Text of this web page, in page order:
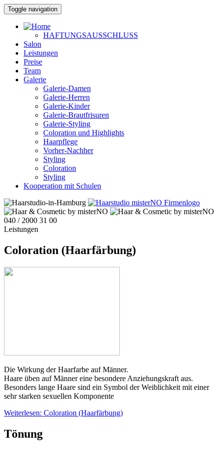
Toggle navigation
HAFTUNGSAUSSCHLUSS
Salon
Leistungen
Preise
Team
Galerie
Galerie-Damen
Galerie-Herren
Galerie-Kinder
Galerie-Brautfrisuren
Galerie-Styling
Coloration und Highlights
Haarpflege
Vorher-Nachher
Styling
Coloration
Styling
Kooperation mit Schulen
040 / 2000 31 00
Leistungen
Coloration (Haarfärbung)
Die Wirkung der Haarfarbe auf Männer.
Haare üben auf Männer eine besondere Anziehungskraft aus.
Besonders lange Haare sind ein Symbol der Weiblichkeit mit einer
sehr starken sexuellen Komponente
Weiterlesen: Coloration (Haarfärbung)
Tönung